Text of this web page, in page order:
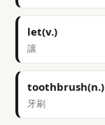
let(v.)
讓
toothbrush(n.)
牙刷